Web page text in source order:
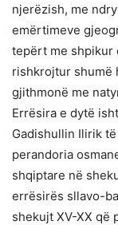
njerëzish, me
emërtimeve
tepërt me shpikur
rishkrojtur shumë
gjithmonë me
Errësira e dytë
Gadishullin Ilirik
perandoria
shqiptare në
errësirës sllavo-
shekujt XV-XX që